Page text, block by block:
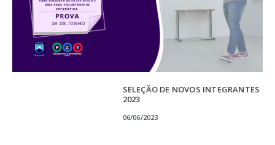
SELEÇÃO DE NOVOS INTEGRANTES
2023
06/06/2023